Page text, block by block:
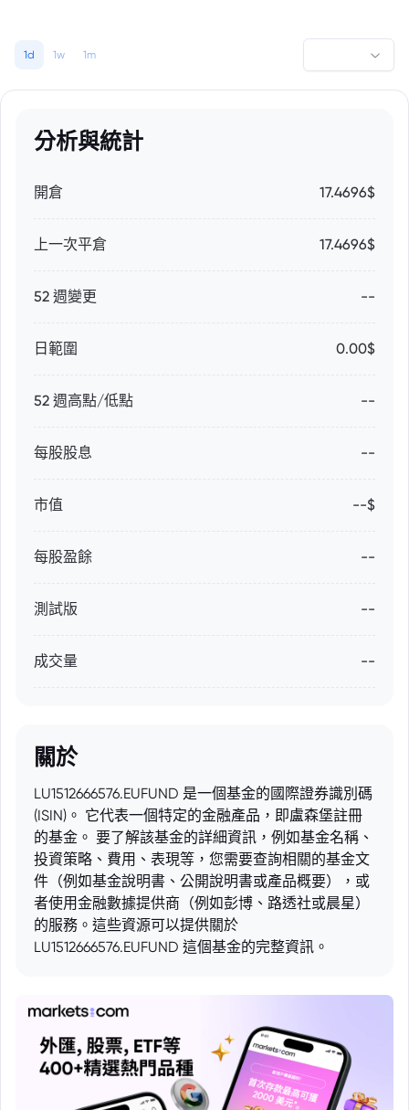
1d 1w 1m
分析與統計
開倉 17.4696$
上一次平倉 17.4696$
52 週變更 --
日範圍 0.00$
52 週高點/低點 --
每股股息 --
市值 --$
每股盈餘 --
測試版 --
成交量 --
關於
LU1512666576.EUFUND 是一個基金的國際證券識別碼
(ISIN)。 它代表一個特定的金融產品，即盧森堡註冊
的基金。 要了解該基金的詳細資訊，例如基金名稱、
投資策略、費用、表現等，您需要查詢相關的基金文
件（例如基金說明書、公開說明書或產品概要），或
者使用金融數據提供商（例如彭博、路透社或晨星）
的服務。這些資源可以提供關於
LU1512666576.EUFUND 這個基金的完整資訊。